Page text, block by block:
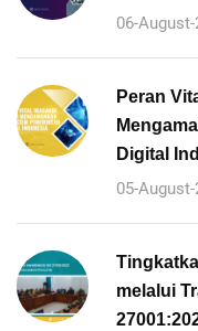
06-
Peran
Digital
05-
melalui